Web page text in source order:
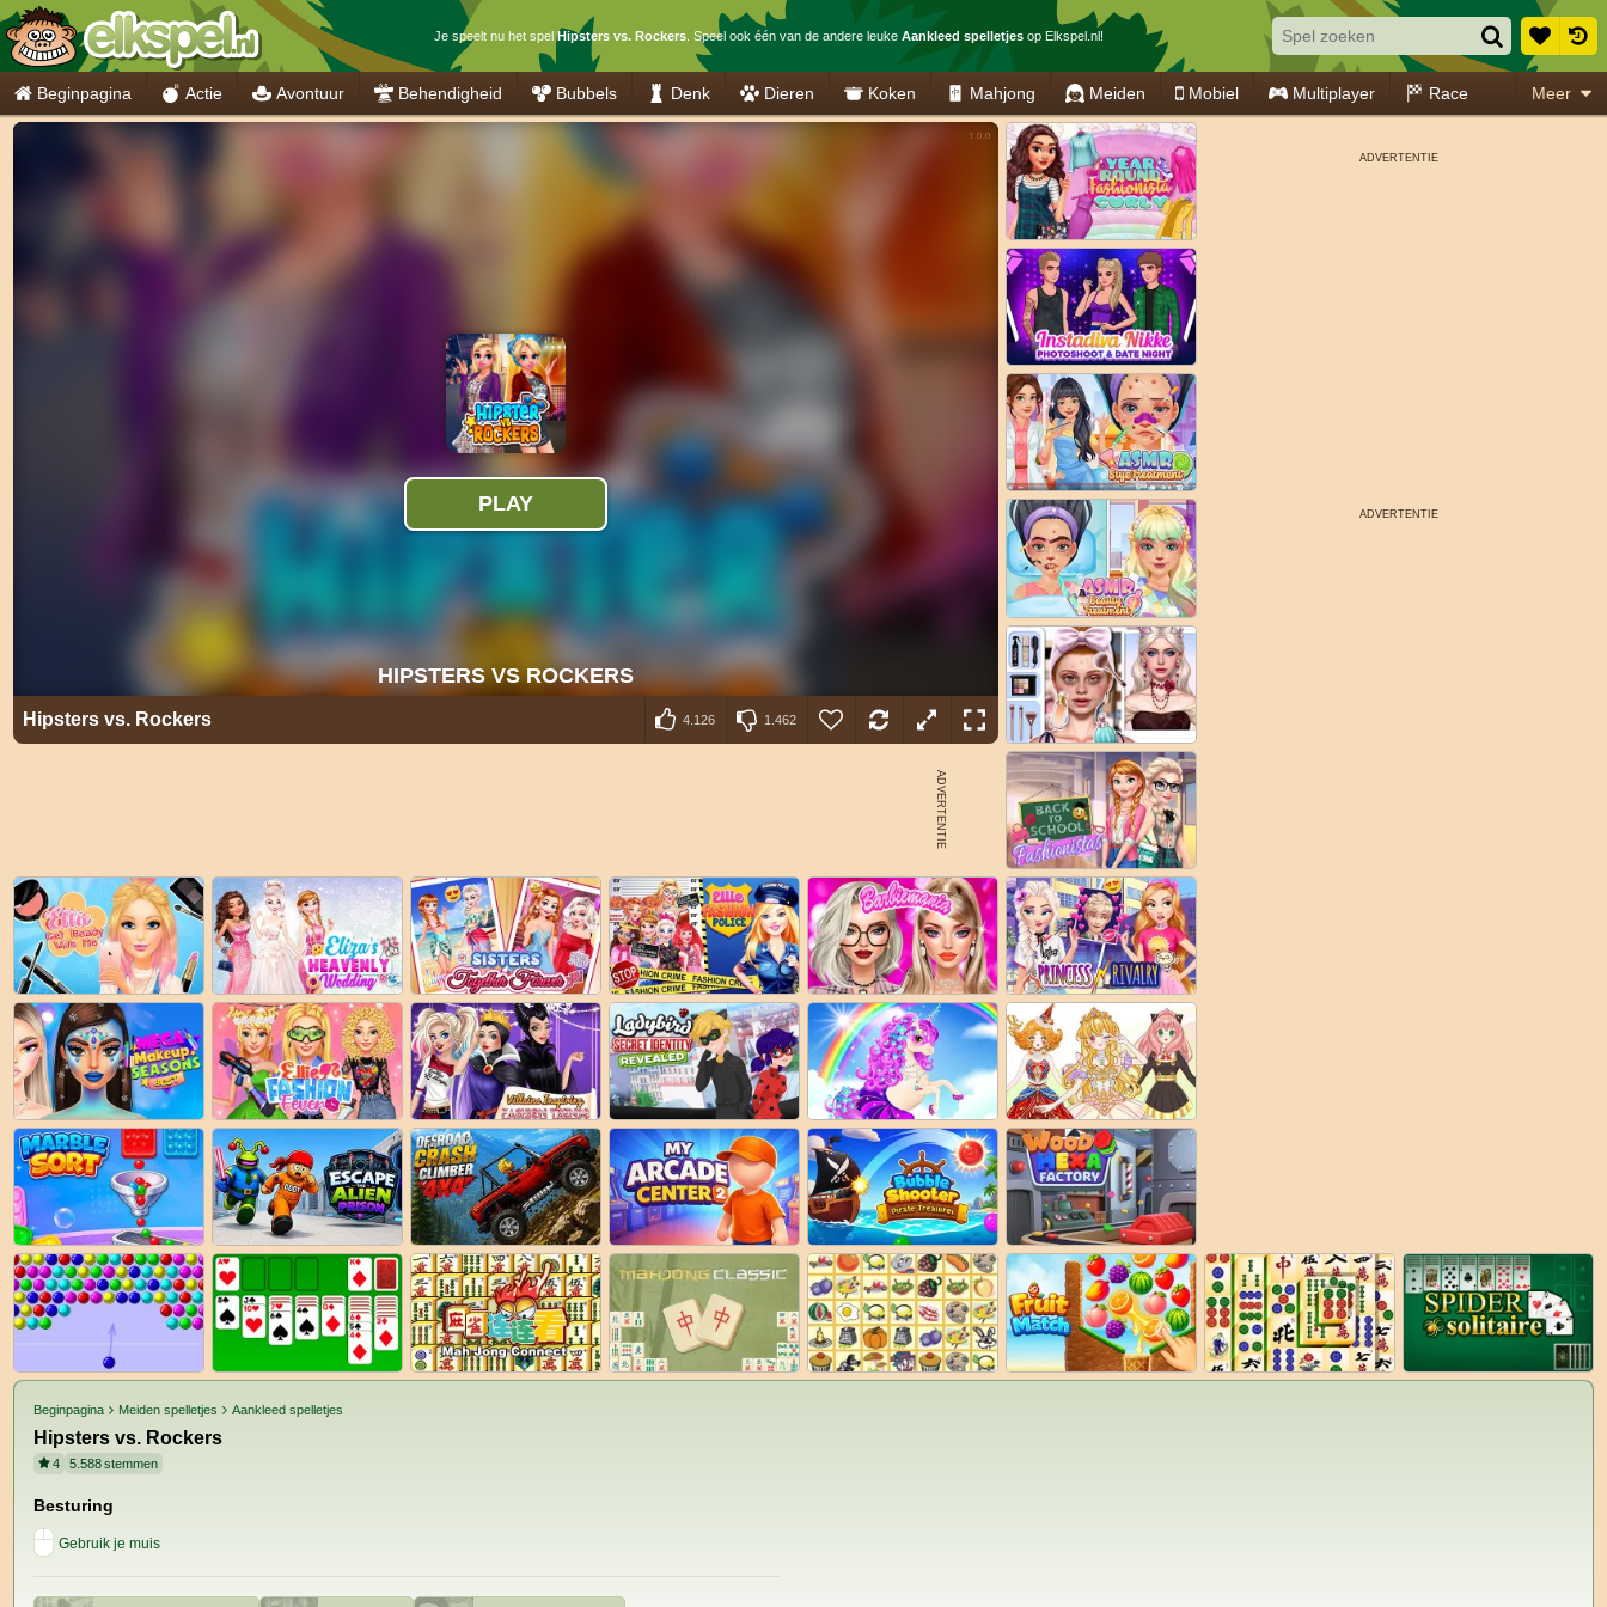
Je speelt nu het spelHipsters vs. Rockers. Speel ook één van de andere leuke Aankleed spelletjesop Elkspel.nl!
Beginpagina Actie Avontuur Behendigheid Bubbels Denk Dieren Koken Mahjong Meiden Mobiel Multiplayer Race Meer
Hipsters vs. Rockers 4.126 1.462
Beginpagina Meiden spelletjes Aankleed spelletjes
Hipsters vs. Rockers
4 5.588stemmen
Besturing
Gebruik je muis